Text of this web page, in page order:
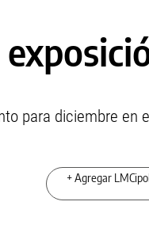
para diciembre en
+ Agregar